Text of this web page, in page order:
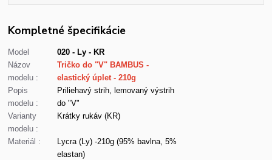
Kompletné špecifikácie
Model
020 - Ly - KR
Názov
modelu :
Tričko do "V" BAMBUS -
elastický úplet - 210g
Popis
modelu :
Priliehavý strih, lemovaný výstrih
do "V"
Varianty
modelu :
Krátky rukáv (KR)
Materiál :
Lycra (Ly) -210g (95% bavlna, 5%
elastan)